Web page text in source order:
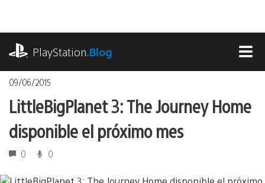
contenido
PlayStation.Blog
09/06/2015
LittleBigPlanet 3: The Journey Home
disponible el próximo mes
0 0